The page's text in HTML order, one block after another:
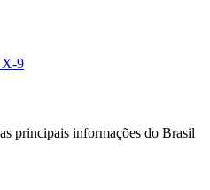
X-9
principais informações do Brasil